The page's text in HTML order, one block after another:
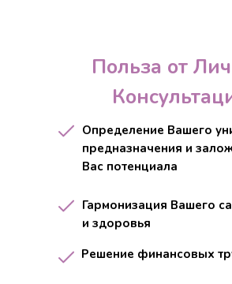
Польза от
Определение Вашего
предназначения и
Вас потенциала
Решение финансовых
Гармонизация Вашего
и здоровья